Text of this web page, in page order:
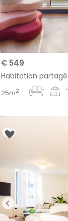
€ 549
Habitation
25m2